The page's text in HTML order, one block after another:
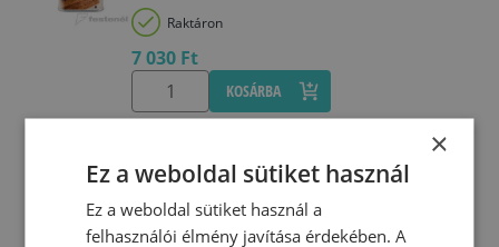
Raktáron
7 030 Ft
KOSÁRBA
97133
Belinka decking oil 202 dió 2,5 L
A Belinka Decking Oil kültéri, járható fafelületek és
kerti bútorok védelmére és karbantartására
×
Ez a weboldal sütiket használ
Ez a weboldal sütiket használ a
felhasználói élmény javítása érdekében. A